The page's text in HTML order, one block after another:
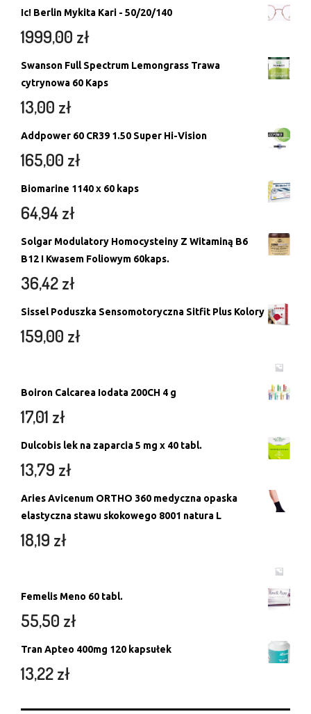
Ic! Berlin Mykita Kari - 50/20/140
1999,00 zł
Swanson Full Spectrum Lemongrass Trawa
cytrynowa 60 Kaps
13,00 zł
Addpower 60 CR39 1.50 Super Hi-Vision
165,00 zł
Biomarine 1140 x 60 kaps
64,94zł
Solgar Modulatory Homocysteiny Z Witaminą B6
B12 I Kwasem Foliowym 60kaps.
36,42zł
Sissel Poduszka Sensomotoryczna Sitfit Plus Kolory
159,00 zł
Boiron Calcarea Iodata 200CH 4 g
17,01 zł
Dulcobis lek na zaparcia 5 mg x 40 tabl.
13,79 zł
Aries Avicenum ORTHO 360 medyczna opaska
elastyczna stawu skokowego 8001 natura L
18,19 zł
Femelis Meno 60 tabl.
55,50 zł
Tran Apteo 400mg 120 kapsułek
13,22zł